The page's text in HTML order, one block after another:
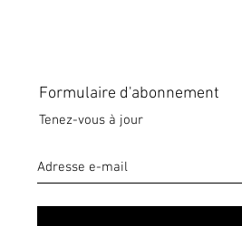
Formulaire d'abonnement
Tenez-vous à jour